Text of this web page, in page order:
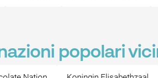
popolari